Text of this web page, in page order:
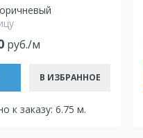
руб./м
В ИЗБРАННОЕ
к заказу: 6.75 м.